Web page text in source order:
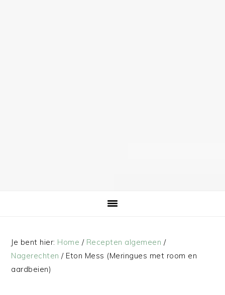
Je bent hier: Home / Recepten algemeen /
Nagerechten /Eton Mess (Meringues met room en
aardbeien)